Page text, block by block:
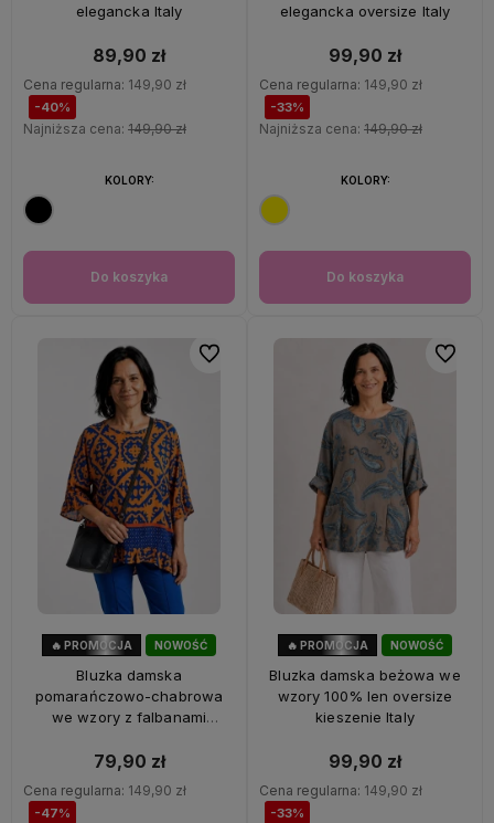
elegancka Italy
89,90 zł
Cena regularna: 149,90 zł
-40%
Najniższa cena: 149,90 zł
Do koszyka
KOLORY:
elegancka oversize Italy
99,90 zł
Cena regularna: 149,90 zł
-33%
Najniższa cena: 149,90 zł
Do koszyka
KOLORY:
NOWOŚĆ
🔥 PROMOCJA
Bluzka damska
pomarańczowo-chabrowa
we wzory z falbanami
79,90 zł
Cena regularna: 149,90 zł
-47%
Do ulubionych
NOWOŚĆ
OKAZJA
🔥 PROMOCJA
Bluzka damska beżowa we
wzory 100% len oversize
kieszenie Italy
99,90 zł
Cena regularna: 149,90 zł
-33%
Do